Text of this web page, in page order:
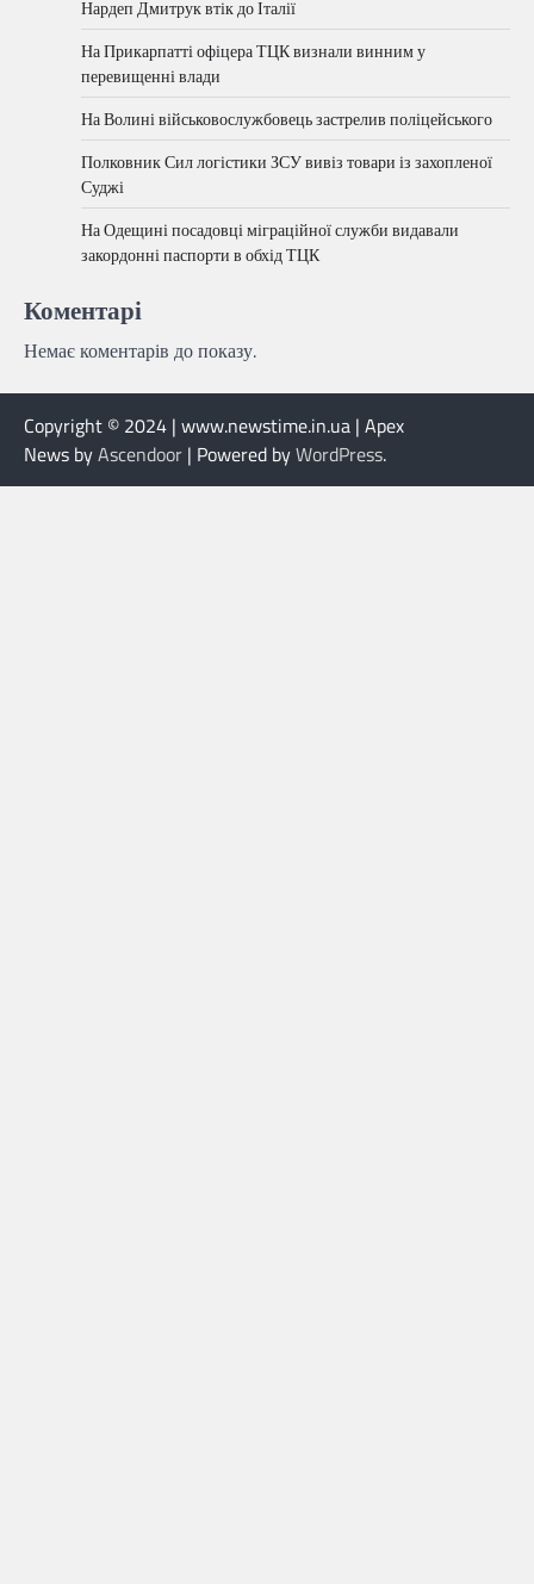
Нардеп Дмитрук втік до Італії
На Прикарпатті офіцера ТЦК визнали винним у
перевищенні влади
На Волині військовослужбовець застрелив поліцейського
Полковник Сил логістики ЗСУ вивіз товари із захопленої
Суджі
На Одещині посадовці міграційної служби видавали
закордонні паспорти в обхід ТЦК
Коментарі
Немає коментарів до показу.
Copyright © 2024 | www.newstime.in.ua | Apex
News byAscendoor | Powered byWordPress.